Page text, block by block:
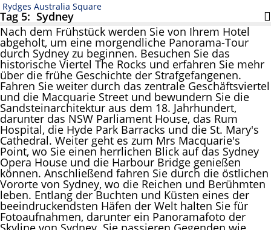
Rydges Australia Square
Tag 5: Sydney
Nach dem Frühstück werden Sie von Ihrem Hotel
abgeholt, um eine morgendliche Panorama-Tour
durch Sydney zu beginnen. Besuchen Sie das
historische Viertel The Rocks und erfahren Sie mehr
über die frühe Geschichte der Strafgefangenen.
Fahren Sie weiter durch das zentrale Geschäftsviertel
und die Macquarie Street und bewundern Sie die
Sandsteinarchitektur aus dem 18. Jahrhundert,
darunter das NSW Parliament House, das Rum
Hospital, die Hyde Park Barracks und die St. Mary's
Cathedral. Weiter geht es zum Mrs Macquarie's
Point, wo Sie einen herrlichen Blick auf das Sydney
Opera House und die Harbour Bridge genießen
können. Anschließend fahren Sie durch die östlichen
Vororte von Sydney, wo die Reichen und Berühmten
leben. Entlang der Buchten und Küsten eines der
beeindruckendsten Häfen der Welt halten Sie für
Fotoaufnahmen, darunter ein Panoramafoto der